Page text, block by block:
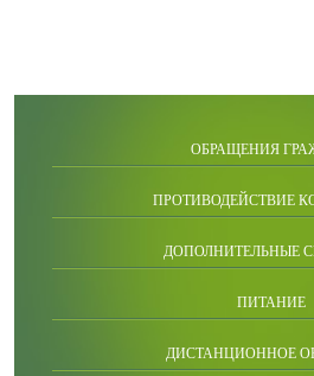
ОБРАЩЕНИЯ
ПРОТИВОДЕЙСТВИЕ
ДОПОЛНИТЕЛЬНЫЕ
ПИТАНИЕ
ДИСТАНЦИОННОЕ